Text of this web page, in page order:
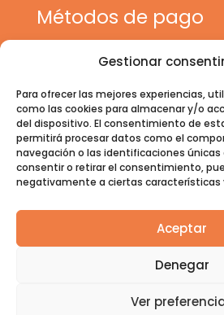
Gestionar
Para ofrecer las mejores experiencias,
como las cookies para almacenar y/o
del dispositivo. El consentimiento de
permitirá procesar datos como el
navegación o las identificaciones únicas
consentir o retirar el consentimiento,
negativamente a ciertas características
Aceptar
Denegar
Ver
Métodos de pago
Condiciones generales de